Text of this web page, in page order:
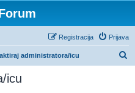
Prijava
Registracija
administratora/icu
icu